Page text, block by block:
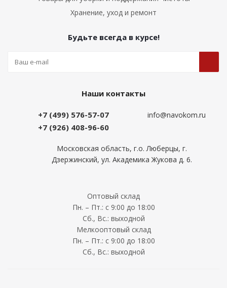
Хранение, уход и ремонт
Будьте всегда в курсе!
Наши контакты
+7 (499) 576-57-07
+7 (926) 408-96-60
info@navokom.ru
Московская область, г.о. Люберцы, г.
Дзержинский, ул. Академика Жукова д. 6.
Оптовый склад
Пн. – Пт.: с 9:00 до 18:00
Сб., Вс.: выходной
Мелкооптовый склад
Пн. – Пт.: с 9:00 до 18:00
Сб., Вс.: выходной